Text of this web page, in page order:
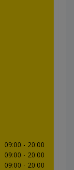
09:00 - 20:00
09:00 - 20:00
09:00 - 20:00